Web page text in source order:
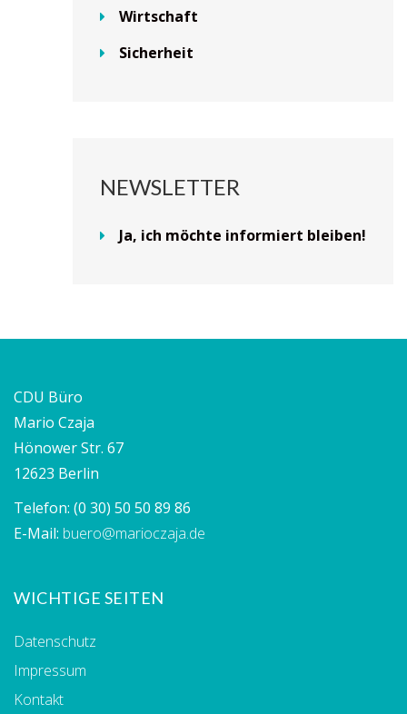
Wirtschaft
Sicherheit
NEWSLETTER
Ja, ich möchte informiert bleiben!
CDU Büro
Mario Czaja
Hönower Str. 67
12623 Berlin
Telefon: (0 30) 50 50 89 86
E-Mail: buero@marioczaja.de
WICHTIGE SEITEN
Datenschutz
Impressum
Kontakt